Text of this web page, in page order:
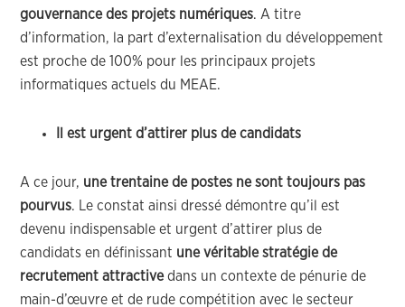
gouvernance des projets numériques. A titre
d’information, la part d’externalisation du développement
est proche de 100% pour les principaux projets
informatiques actuels du MEAE.
Il est urgent d’attirer plus de candidats
A ce jour, une trentaine de postes ne sont toujours pas
pourvus. Le constat ainsi dressé démontre qu’il est
devenu indispensable et urgent d’attirer plus de
candidats en définissant une véritable stratégie de
recrutement attractivedans un contexte de pénurie de
main-d’œuvre et de rude compétition avec le secteur